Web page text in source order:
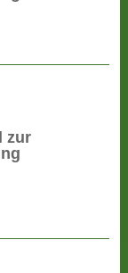
zur